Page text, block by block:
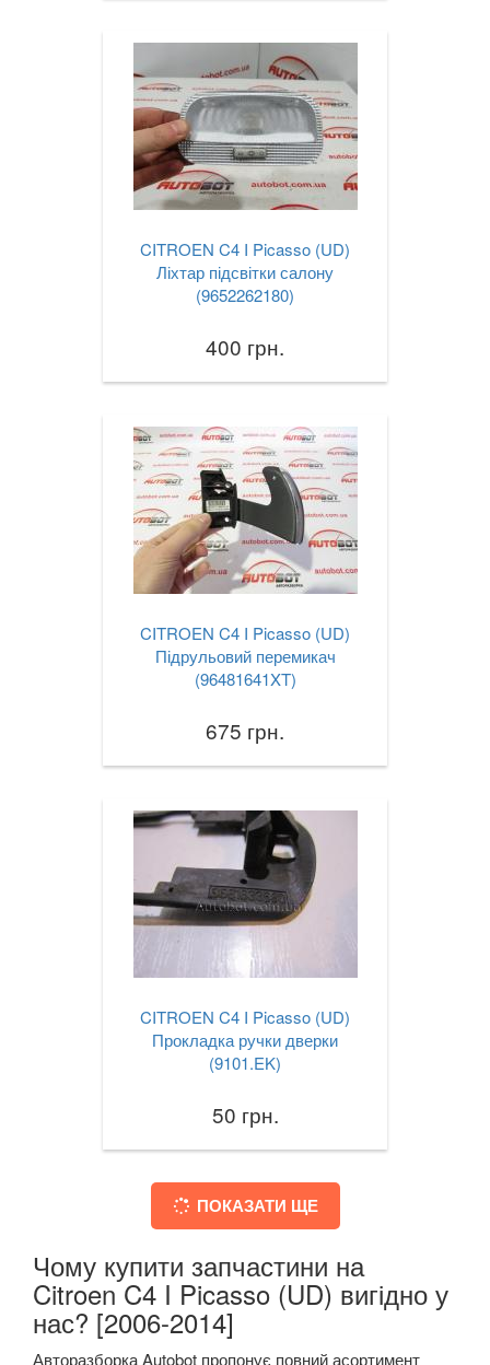
CITROEN C4 I Picasso (UD)
Ліхтар підсвітки салону
(9652262180)
400 грн.
CITROEN C4 I Picasso (UD)
Підрульовий перемикач
(96481641XT)
675 грн.
CITROEN C4 I Picasso (UD)
Прокладка ручки дверки
(9101.EK)
50 грн.
ПОКАЗАТИ ЩЕ
Чому купити запчастини на
Citroen C4 I Picasso (UD) вигідно у
нас? [2006-2014]
Авторазборка Autobot пропонує повний асортимент